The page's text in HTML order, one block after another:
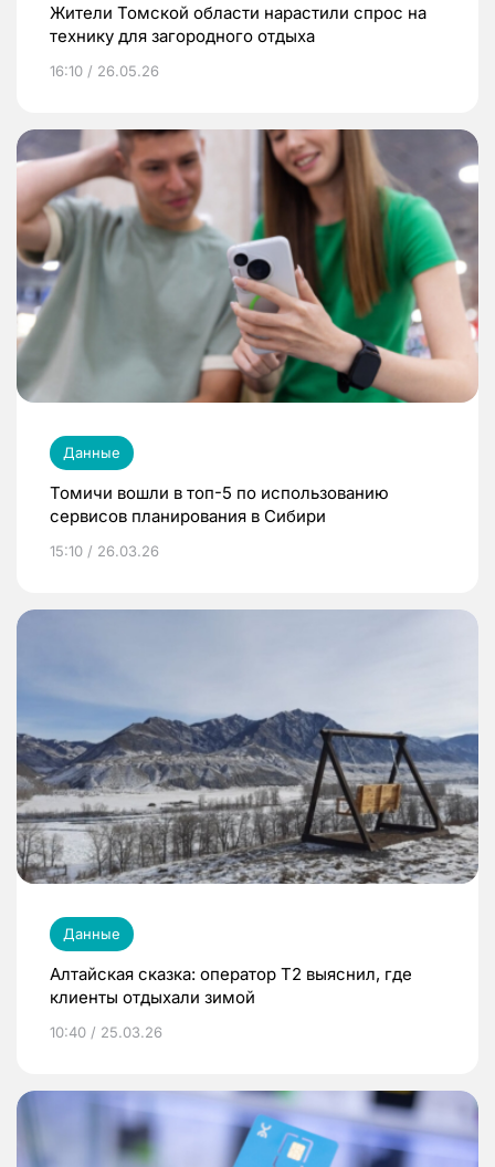
Жители Томской области нарастили спрос на
технику для загородного отдыха
16:10 / 26.05.26
Данные
Томичи вошли в топ-5 по использованию
сервисов планирования в Сибири
15:10 / 26.03.26
Данные
Алтайская сказка: оператор T2 выяснил, где
клиенты отдыхали зимой
10:40 / 25.03.26